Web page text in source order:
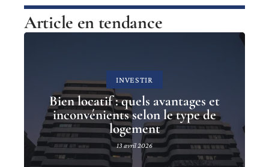
Article en tendance
INVESTIR
Bien locatif : quels avantages et
inconvénients selon le type de
logement
13 avril 2026